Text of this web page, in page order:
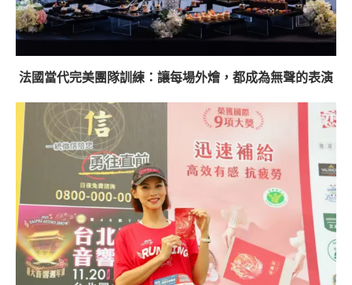
法國當代完美團隊訓練：讓每場外燴，都成為無聲的表演